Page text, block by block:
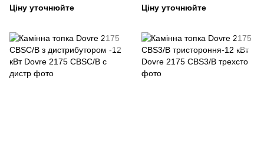
Ціну уточнюйте Ціну уточнюйте